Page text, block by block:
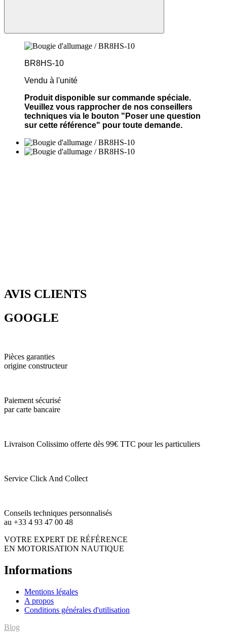
BR8HS-10
Vendu à l'unité
Produit disponible sur commande spéciale.
Veuillez vous rapprocher de nos conseillers
techniques via le bouton "Poser une question
sur cette référence" pour toute demande.
AVIS CLIENTS
GOOGLE
Pièces garanties
origine constructeur
Paiement sécurisé
par carte bancaire
Livraison Colissimo offerte dès 99€ TTC pour les particuliers
Service Click And Collect
Conseils techniques personnalisés
au +33 4 93 47 00 48
VOTRE EXPERT DE RÉFÉRENCE
EN MOTORISATION NAUTIQUE
Informations
Mentions légales
A propos
Conditions générales d'utilisation
Blog